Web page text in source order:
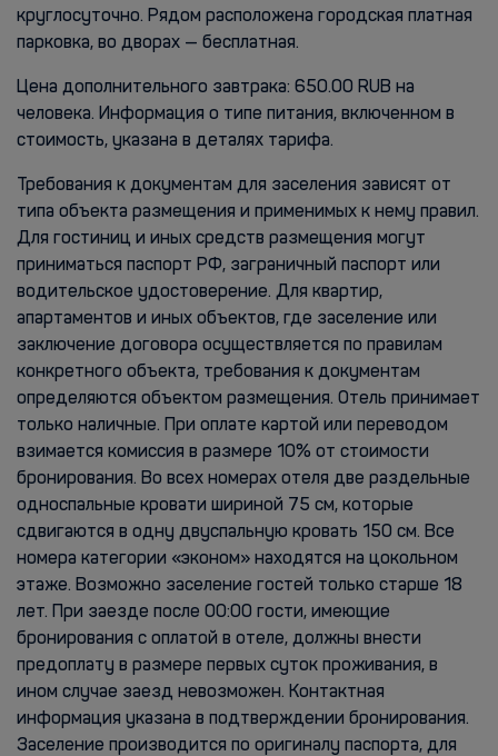
круглосуточно. Рядом расположена городская платная
парковка, во дворах — бесплатная.
Цена дополнительного завтрака: 650.00 RUB на
человека. Информация о типе питания, включенном в
стоимость, указана в деталях тарифа.
Требования к документам для заселения зависят от
типа объекта размещения и применимых к нему правил.
Для гостиниц и иных средств размещения могут
приниматься паспорт РФ, заграничный паспорт или
водительское удостоверение. Для квартир,
апартаментов и иных объектов, где заселение или
заключение договора осуществляется по правилам
конкретного объекта, требования к документам
определяются объектом размещения. Отель принимает
только наличные. При оплате картой или переводом
взимается комиссия в размере 10% от стоимости
бронирования. Во всех номерах отеля две раздельные
односпальные кровати шириной 75 см, которые
сдвигаются в одну двуспальную кровать 150 см. Все
номера категории «эконом» находятся на цокольном
этаже. Возможно заселение гостей только старше 18
лет. При заезде после 00:00 гости, имеющие
бронирования с оплатой в отеле, должны внести
предоплату в размере первых суток проживания, в
ином случае заезд невозможен. Контактная
информация указана в подтверждении бронирования.
Заселение производится по оригиналу паспорта, для